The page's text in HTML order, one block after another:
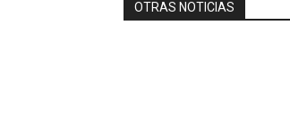
OTRAS NOTICIAS